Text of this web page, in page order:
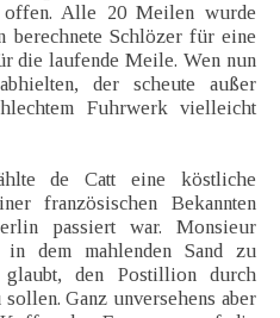
offen. Alle 20 Meilen wurde
berechnete Schlözer für eine
die laufende Meile. Wen nun
der scheute außer
Fuhrwerk vielleicht
de Catt eine köstliche
französischen Bekannten
passiert war. Monsieur
dem mahlenden Sand zu
glaubt, den Postillion durch
Ganz unversehens aber